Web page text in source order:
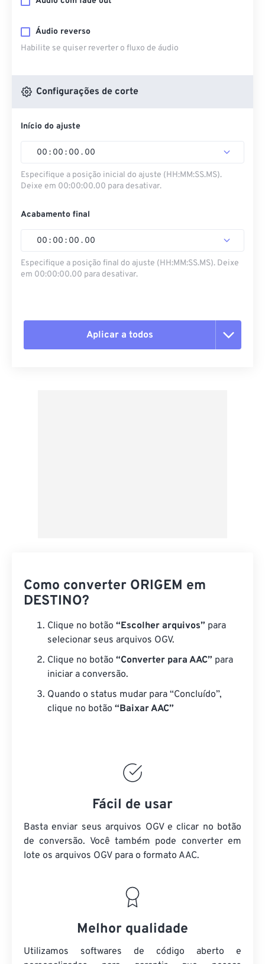
Áudio reverso
Habilite se quiser reverter o fluxo de áudio
Configurações de corte
Início do ajuste
00 : 00 : 00 . 00
Especifique a posição inicial do ajuste (HH:MM:SS.MS).
Deixe em 00:00:00.00 para desativar.
Acabamento final
00 : 00 : 00 . 00
Especifique a posição final do ajuste (HH:MM:SS.MS). Deixe
em 00:00:00.00 para desativar.
Aplicar a todos
Como converter ORIGEM em
DESTINO?
Clique no botão “Escolher arquivos” para
selecionar seus arquivos OGV.
Clique no botão “Converter para AAC” para
iniciar a conversão.
Quando o status mudar para “Concluído”,
clique no botão “Baixar AAC”
Fácil de usar
Basta enviar seus arquivos OGV e clicar no botão
de conversão. Você também pode converter em
lote os arquivos OGV para o formato AAC.
Melhor qualidade
Utilizamos softwares de código aberto e